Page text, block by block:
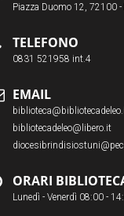
Piazza Duomo 12, 72100
TELEFONO
0831 521958 int.4
EMAIL
bibliotecadeleo@libero.it
ORARI
Lunedì - Venerdì 08:00 -